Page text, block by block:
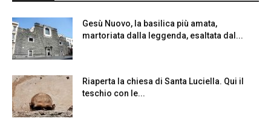
Gesù Nuovo, la basilica più amata,
martoriata dalla leggenda, esaltata dal...
Riaperta la chiesa di Santa Luciella. Qui il
teschio con le...